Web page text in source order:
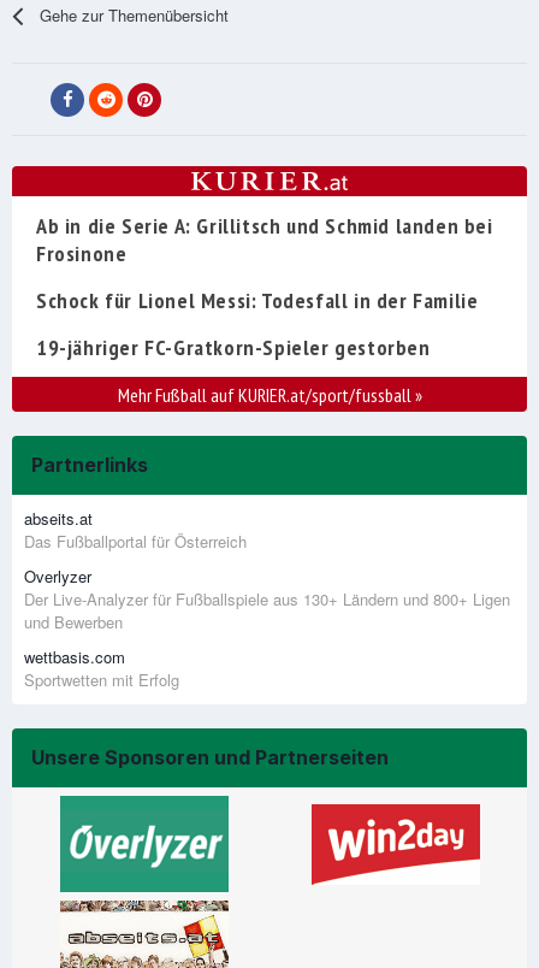
Gehe zur Themenübersicht
Ab in die Serie A: Grillitsch und Schmid landen bei
Frosinone
Schock für Lionel Messi: Todesfall in der Familie
19-jähriger FC-Gratkorn-Spieler gestorben
Mehr Fußball auf KURIER.at/sport/fussball»
Partnerlinks
abseits.at
Das Fußballportal für Österreich
Overlyzer
Der Live-Analyzer für Fußballspiele aus 130+ Ländern und 800+ Ligen
und Bewerben
wettbasis.com
Sportwetten mit Erfolg
Unsere Sponsoren und Partnerseiten